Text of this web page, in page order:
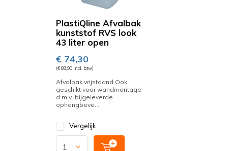
PlastiQline Afvalbak
kunststof RVS look
43 liter open
€ 74,30
(€ 89,90 Incl. btw)
Afvalbak vrijstaand.Ook
geschikt voor wandmontage
d.m.v. bijgeleverde
ophangbeve...
Vergelijk